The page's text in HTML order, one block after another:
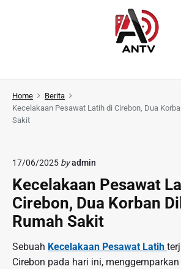
o
A
N
Home
Berita
Kecelakaan Pesawat Latih di Cirebon, Dua
Sakit
17/06/2025 byadmin
Kecelakaan Pesawat
Cirebon, Dua Korban
Rumah Sakit
Sebuah Kecelakaan Pesawat Latih
Cirebon pada hari ini,